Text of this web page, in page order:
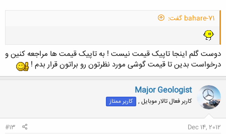
کلیک کنید تا باز شود...
bahare-71 گفت:
دوست گلم اینجا تاپیک قیمت نیست ! به تاپیک قیمت ها مراجعه کنین و
درخواست بدین تا قیمت گوشی مورد نظرتون رو براتون قرار بدم !
Major Geologist
کاربر فعال تالار موبایل , کاربر ممتاز
Dec 14, 2012
#13